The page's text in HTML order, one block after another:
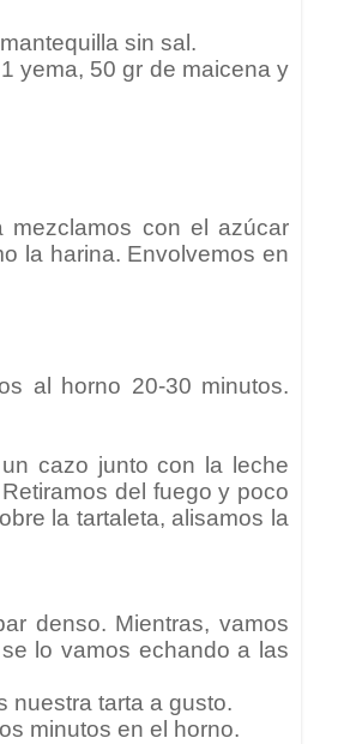
sin sal.
yema, 50 gr de maicena y
mezclamos con el azúcar
la harina. Envolvemos en
al horno 20-30 minutos.
cazo junto con la leche
del fuego y poco
la tartaleta, alisamos la
denso. Mientras, vamos
lo vamos echando a las
nuestra tarta a gusto.
minutos en el horno.